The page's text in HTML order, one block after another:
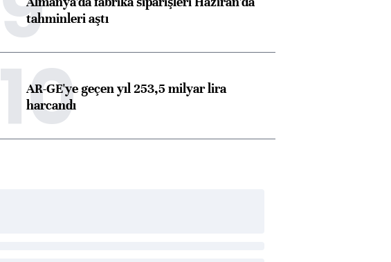
tahminleri aştı
10
AR-GE'ye geçen yıl 253,5 milyar lira
harcandı